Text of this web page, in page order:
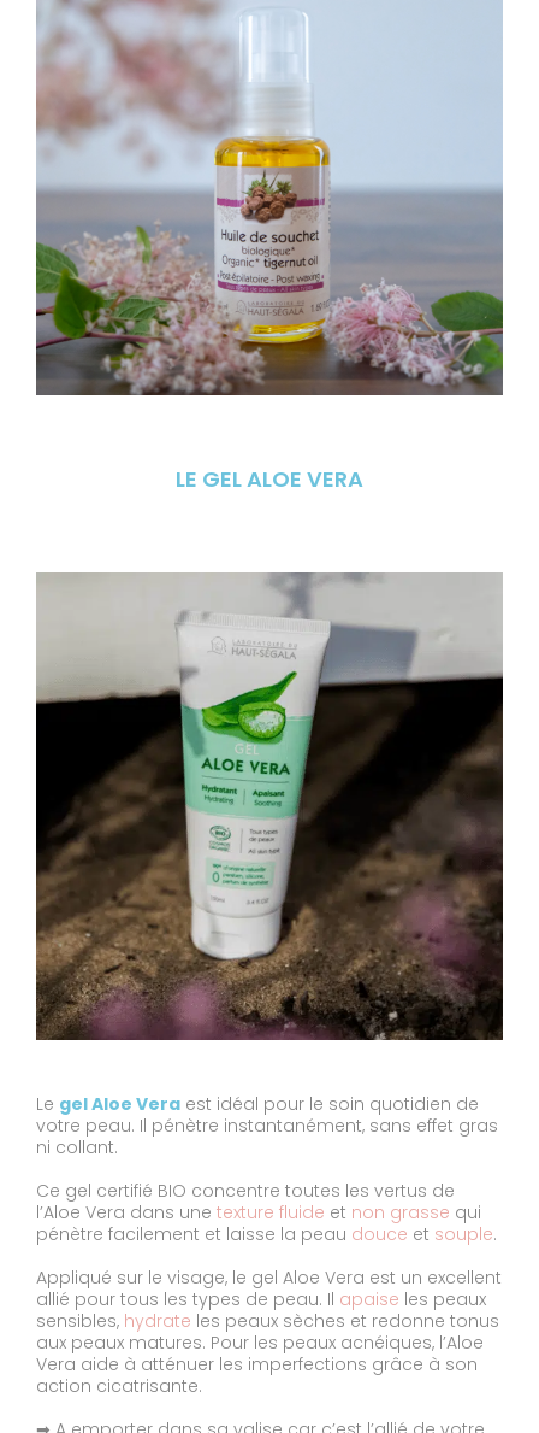
LE GEL ALOE VERA
Le gel Aloe Vera est idéal pour le soin quotidien de
votre peau. Il pénètre instantanément, sans effet gras
ni collant.
Ce gel certifié BIO concentre toutes les vertus de
l’Aloe Vera dans une texture fluide et non grasse qui
pénètre facilement et laisse la peau douce et souple.
Appliqué sur le visage, le gel Aloe Vera est un excellent
allié pour tous les types de peau. Il apaise les peaux
sensibles, hydrate les peaux sèches et redonne tonus
aux peaux matures. Pour les peaux acnéiques, l’Aloe
Vera aide à atténuer les imperfections grâce à son
action cicatrisante.